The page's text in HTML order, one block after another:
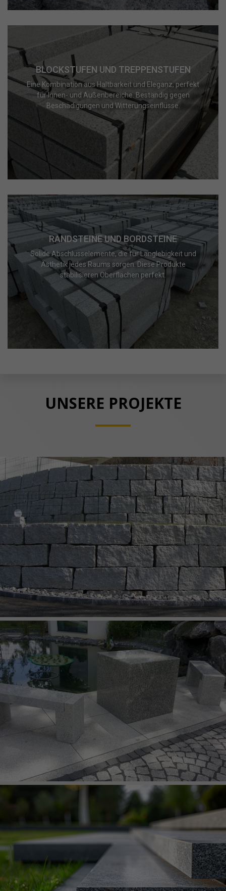
BLOCKSTUFEN UND TREPPENSTUFEN
Eine Kombination aus Haltbarkeit und Eleganz, perfekt
für Innen- und Außenbereiche. Beständig gegen
Beschädigungen und Witterungseinflüsse.
RANDSTEINE UND BORDSTEINE
Solide Abschlusselemente, die für Langlebigkeit und
Ästhetik jedes Raums sorgen. Diese Produkte
stabilisieren Oberflächen perfekt.
UNSERE PROJEKTE